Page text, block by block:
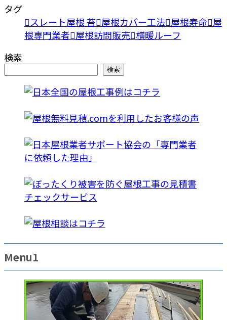
タグ
スレート屋根 苔 屋根カバー工法 屋根寿命 屋
根専門業者 屋根訪問販売 横暖ルーフ
検索
検索
Menu1